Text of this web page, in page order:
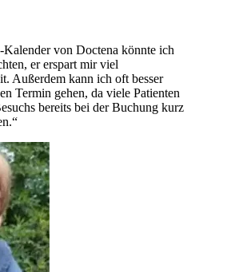
von Doctena könnte ich
er erspart mir viel
Außerdem kann ich oft besser
Termin gehen, da viele Patienten
bereits bei der Buchung kurz